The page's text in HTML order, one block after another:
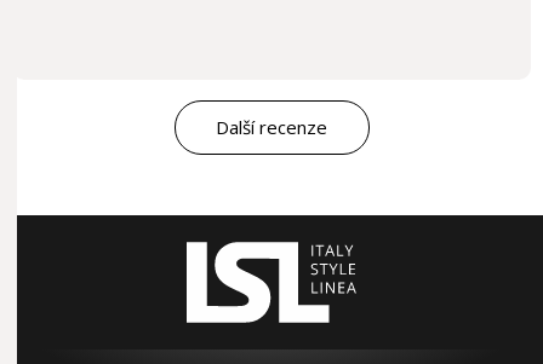
Další recenze